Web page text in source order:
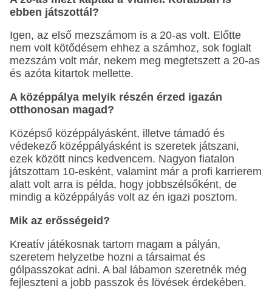
ebben játszottál?
Igen, az első mezszámom is a 20-as volt. Előtte
nem volt kötődésem ehhez a számhoz, sok foglalt
mezszám volt már, nekem meg megtetszett a 20-as
és azóta kitartok mellette.
A középpálya melyik részén érzed igazán
otthonosan magad?
Középső középpályásként, illetve támadó és
védekező középpályásként is szeretek játszani,
ezek között nincs kedvencem. Nagyon fiatalon
játszottam 10-esként, valamint már a profi karrierem
alatt volt arra is példa, hogy jobbszélsőként, de
mindig a középpályás volt az én igazi posztom.
Mik az erősségeid?
Kreatív játékosnak tartom magam a pályán,
szeretem helyzetbe hozni a társaimat és
gólpasszokat adni. A bal lábamon szeretnék még
fejleszteni a jobb passzok és lövések érdekében.